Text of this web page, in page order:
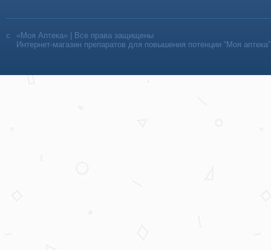
«Моя Аптека» | Все права защищены
Интернет-магазин препаратов для повышения потенции “Моя